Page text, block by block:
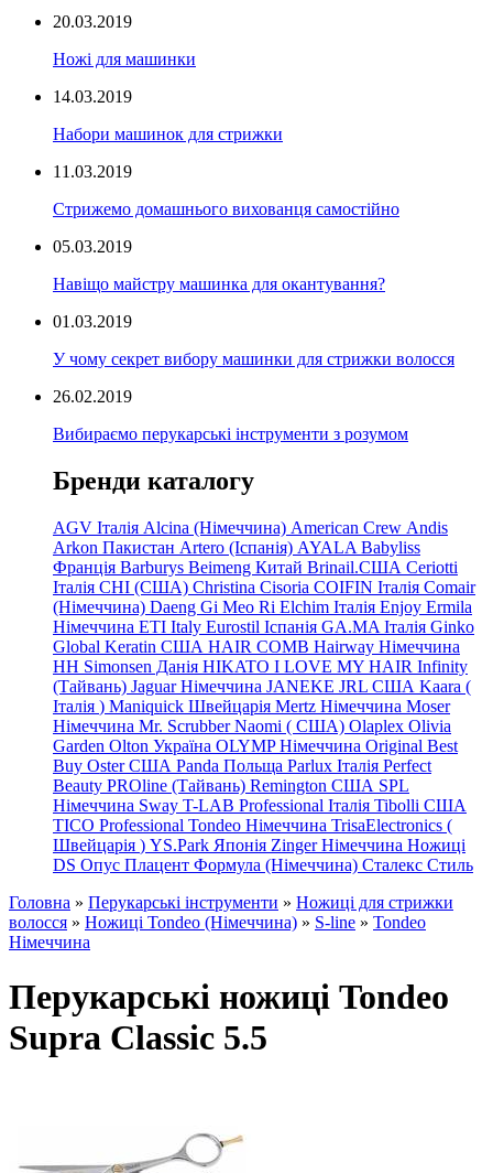
20.03.2019
Ножі для машинки
14.03.2019
Набори машинок для стрижки
11.03.2019
Стрижемо домашнього вихованця самостійно
05.03.2019
Навіщо майстру машинка для окантування?
01.03.2019
У чому секрет вибору машинки для стрижки волосся
26.02.2019
Вибираємо перукарські інструменти з розумом
Бренди каталогу
AGV Італія Alcina (Німеччина) American Crew Andis
Arkon Пакистан Artero (Іспанія) AYALA Babyliss
Франція Barburys Beimeng Китай Brinail.США Ceriotti
Італія CHI (США) Christina Cisoria COIFIN Італія Comair
(Німеччина) Daeng Gi Meo Ri Elchim Італія Enjoy Ermila
Німеччина ETI Italy Eurostil Іспанія GA.MA Італія Ginko
Global Keratin США HAIR COMB Hairway Німеччина
HH Simonsen Данія HIKATO I LOVE MY HAIR Infinity
(Тайвань) Jaguar Німеччина JANEKE JRL США Kaara (
Італія ) Maniquick Швейцарія Mertz Німеччина Moser
Німеччина Mr. Scrubber Naomi ( США) Olaplex Olivia
Garden Olton Україна OLYMP Німеччина Original Best
Buy Oster США Panda Польща Parlux Італія Perfect
Beauty PROline (Тайвань) Remington США SPL
Німеччина Sway T-LAB Professional Італія Tibolli США
TICO Professional Tondeo Німеччина TrisaElectronics (
Швейцарія ) YS.Park Японія Zinger Німеччина Ножиці
DS Опус Плацент Формула (Німеччина) Сталекс Стиль
Головна » Перукарські інструменти » Ножиці для стрижки
волосся » Ножиці Tondeo (Німеччина) » S-line » Tondeo
Німеччина
Перукарські ножиці Tondeo
Supra Classic 5.5